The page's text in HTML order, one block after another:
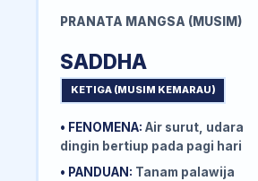
PRANATA MANGSA (MUSIM)
SADDHA
KETIGA (MUSIM KEMARAU)
• FENOMENA: Air surut, udara
dingin bertiup pada pagi hari
• PANDUAN: Tanam palawija